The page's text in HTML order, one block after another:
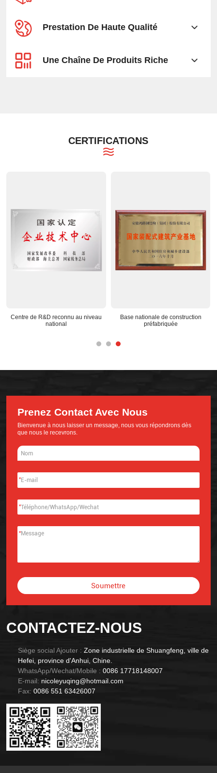
Prestation De Haute Qualité
Une Chaîne De Produits Riche
CERTIFICATIONS
Centre de R&D reconnu au niveau
national
Base nationale de construction
préfabriquée
CONTACTEZ-NOUS
Siège social Ajouter : Zone industrielle de Shuangfeng, ville de
Hefei, province d'Anhui, Chine.
WhatsApp/Wechat/Mobile : 0086 17718148007
E-mail: nicoleyuqing@hotmail.com
Fax: 0086 551 63426007
Prenez Contact Avec Nous
Bienvenue à nous laisser un message, nous vous répondrons dès
que nous le recevrons.
*
*
*
Soumettre